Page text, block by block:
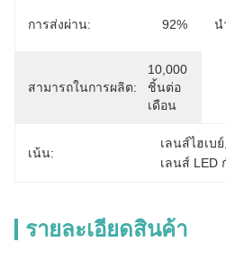
การส่งผ่าน: 92% น
สามารถในการผลิต:
10,000
ชิ้นต่อ
เดือน
เน้น:
เลนส์ไฮเบย์
เลนส์ LED
รายละเอียดสินค้า